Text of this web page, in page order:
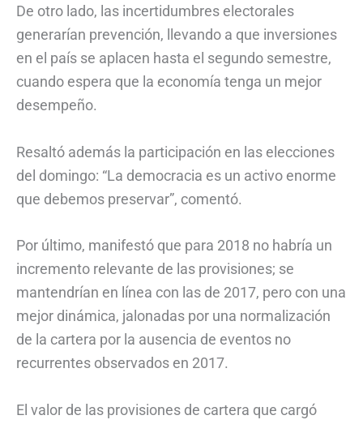
De otro lado, las incertidumbres electorales
generarían prevención, llevando a que inversiones
en el país se aplacen hasta el segundo semestre,
cuando espera que la economía tenga un mejor
desempeño.
Resaltó además la participación en las elecciones
del domingo: “La democracia es un activo enorme
que debemos preservar”, comentó.
Por último, manifestó que para 2018 no habría un
incremento relevante de las provisiones; se
mantendrían en línea con las de 2017, pero con una
mejor dinámica, jalonadas por una normalización
de la cartera por la ausencia de eventos no
recurrentes observados en 2017.
El valor de las provisiones de cartera que cargó